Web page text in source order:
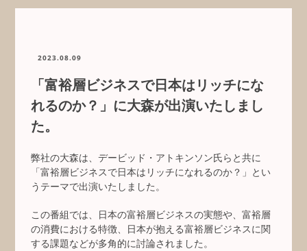
2023.08.09
「富裕層ビジネスで日本はリッチにな
れるのか？」に大森が出演いたしまし
た。
弊社の大森は、デービッド・アトキンソン氏らと共に
「富裕層ビジネスで日本はリッチになれるのか？」とい
うテーマで出演いたしました。
この番組では、日本の富裕層ビジネスの実態や、富裕層
の消費における特徴、日本が抱える富裕層ビジネスに関
する課題などが多角的に討論されました。